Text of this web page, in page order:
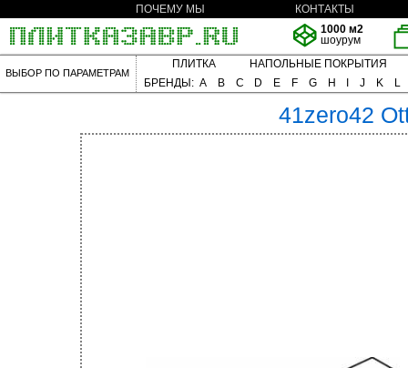
ПОЧЕМУ МЫ
КОНТАКТЫ
1000 м2
шоурум
ВЫБОР ПО ПАРАМЕТРАМ
ПЛИТКА
НАПОЛЬНЫЕ ПОКРЫТИЯ
БРЕНДЫ: A B C D E F G H J K L
41zero42